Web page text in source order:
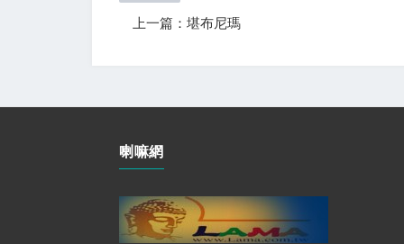
上一篇：堪布尼瑪
喇嘛網